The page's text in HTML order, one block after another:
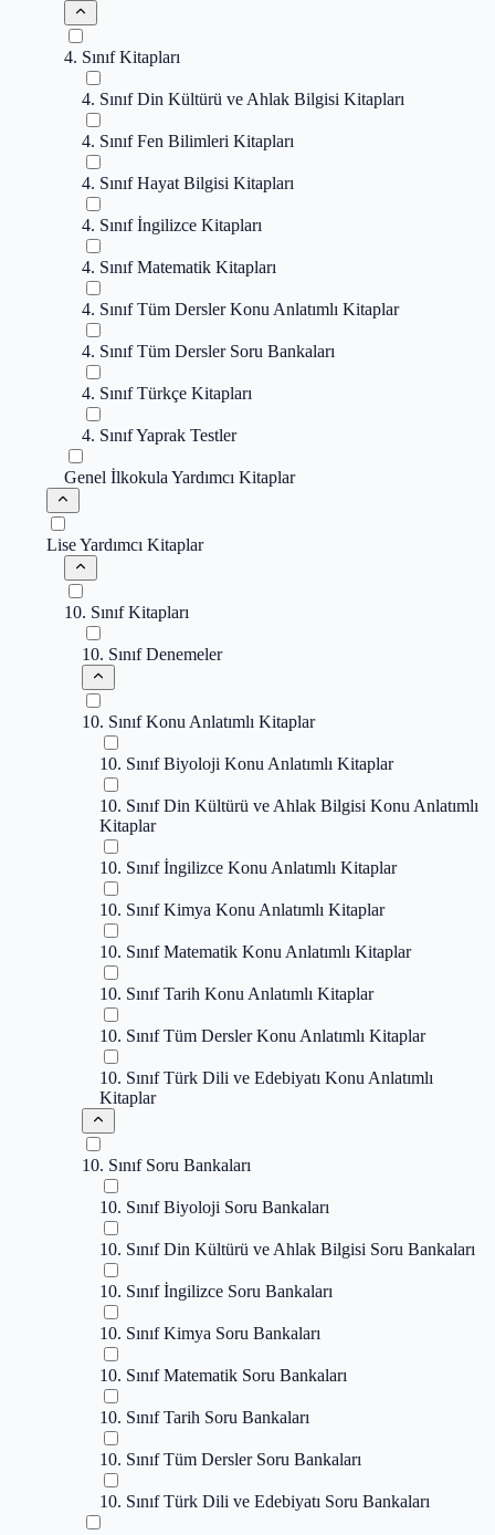
4. Sınıf Kitapları
4. Sınıf Din Kültürü ve Ahlak Bilgisi Kitapları
4. Sınıf Fen Bilimleri Kitapları
4. Sınıf Hayat Bilgisi Kitapları
4. Sınıf İngilizce Kitapları
4. Sınıf Matematik Kitapları
4. Sınıf Tüm Dersler Konu Anlatımlı Kitaplar
4. Sınıf Tüm Dersler Soru Bankaları
4. Sınıf Türkçe Kitapları
4. Sınıf Yaprak Testler
Genel İlkokula Yardımcı Kitaplar
Lise Yardımcı Kitaplar
10. Sınıf Kitapları
10. Sınıf Denemeler
10. Sınıf Konu Anlatımlı Kitaplar
10. Sınıf Biyoloji Konu Anlatımlı Kitaplar
10. Sınıf Din Kültürü ve Ahlak Bilgisi Konu Anlatımlı
Kitaplar
10. Sınıf İngilizce Konu Anlatımlı Kitaplar
10. Sınıf Kimya Konu Anlatımlı Kitaplar
10. Sınıf Matematik Konu Anlatımlı Kitaplar
10. Sınıf Tarih Konu Anlatımlı Kitaplar
10. Sınıf Tüm Dersler Konu Anlatımlı Kitaplar
10. Sınıf Türk Dili ve Edebiyatı Konu Anlatımlı
Kitaplar
10. Sınıf Soru Bankaları
10. Sınıf Biyoloji Soru Bankaları
10. Sınıf Din Kültürü ve Ahlak Bilgisi Soru Bankaları
10. Sınıf İngilizce Soru Bankaları
10. Sınıf Kimya Soru Bankaları
10. Sınıf Matematik Soru Bankaları
10. Sınıf Tarih Soru Bankaları
10. Sınıf Tüm Dersler Soru Bankaları
10. Sınıf Türk Dili ve Edebiyatı Soru Bankaları